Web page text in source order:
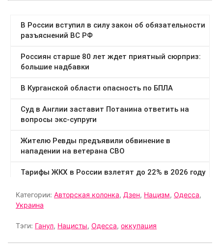
Категории: Авторская колонка, Дзен, Нацизм, Одесса,
Украина
Тэги: Ганул, Нацисты, Одесса, оккупация